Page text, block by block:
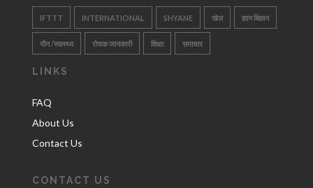
IFTTT INTERNATIONAL SHYANE खेल ज्ञान बिज्ञान
यौन /स्वास्थ्य रोचक जानकारी शिक्षा समाचार
LINKS
FAQ
About Us
Contact Us
CONTACT US